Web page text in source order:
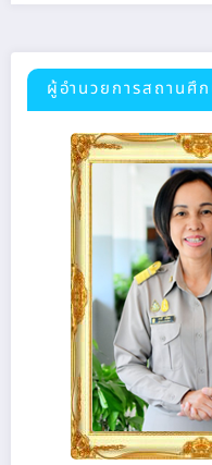
ผู้อำนวยการสถานศึ